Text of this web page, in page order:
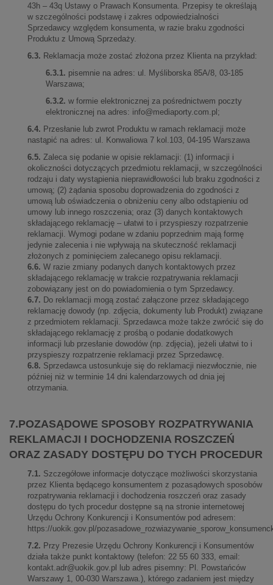
43h – 43q Ustawy o Prawach Konsumenta. Przepisy te określają
w szczególności podstawę i zakres odpowiedzialności
Sprzedawcy względem konsumenta, w razie braku zgodności
Produktu z Umową Sprzedaży.
6.3. Reklamacja może zostać złożona przez Klienta na przykład:
6.3.1. pisemnie na adres: ul. Myśliborska 85A/8, 03-185
Warszawa;
6.3.2. w formie elektronicznej za pośrednictwem poczty
elektronicznej na adres: info@mediaporty.com.pl;
6.4. Przesłanie lub zwrot Produktu w ramach reklamacji może
nastąpić na adres: ul. Konwaliowa 7 kol.103, 04-195 Warszawa
6.5. Zaleca się podanie w opisie reklamacji: (1) informacji i
okoliczności dotyczących przedmiotu reklamacji, w szczególności
rodzaju i daty wystąpienia nieprawidłowości lub braku zgodności z
umową; (2) żądania sposobu doprowadzenia do zgodności z
umową lub oświadczenia o obniżeniu ceny albo odstąpieniu od
umowy lub innego roszczenia; oraz (3) danych kontaktowych
składającego reklamację – ułatwi to i przyspieszy rozpatrzenie
reklamacji. Wymogi podane w zdaniu poprzednim mają formę
jedynie zalecenia i nie wpływają na skuteczność reklamacji
złożonych z pominięciem zalecanego opisu reklamacji.
6.6. W razie zmiany podanych danych kontaktowych przez
składającego reklamację w trakcie rozpatrywania reklamacji
zobowiązany jest on do powiadomienia o tym Sprzedawcy.
6.7. Do reklamacji mogą zostać załączone przez składającego
reklamację dowody (np. zdjęcia, dokumenty lub Produkt) związane
z przedmiotem reklamacji. Sprzedawca może także zwrócić się do
składającego reklamację z prośbą o podanie dodatkowych
informacji lub przesłanie dowodów (np. zdjęcia), jeżeli ułatwi to i
przyspieszy rozpatrzenie reklamacji przez Sprzedawcę.
6.8. Sprzedawca ustosunkuje się do reklamacji niezwłocznie, nie
później niż w terminie 14 dni kalendarzowych od dnia jej
otrzymania.
7.POZASĄDOWE SPOSOBY ROZPATRYWANIA
REKLAMACJI I DOCHODZENIA ROSZCZEŃ
ORAZ ZASADY DOSTĘPU DO TYCH PROCEDUR
7.1. Szczegółowe informacje dotyczące możliwości skorzystania
przez Klienta będącego konsumentem z pozasądowych sposobów
rozpatrywania reklamacji i dochodzenia roszczeń oraz zasady
dostępu do tych procedur dostępne są na stronie internetowej
Urzędu Ochrony Konkurencji i Konsumentów pod adresem:
https://uokik.gov.pl/
7.2. Przy Prezesie Urzędu Ochrony Konkurencji i Konsumentów
działa także punkt kontaktowy (telefon: 22 55 60 333, email:
kontakt.adr@uokik.gov.pl lub adres pisemny: Pl. Powstańców
Warszawy 1, 00-030 Warszawa.), którego zadaniem jest między